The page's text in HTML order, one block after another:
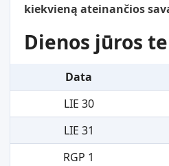
kiekvieną ateinančios
Dienos jūros
Data
LIE 30
LIE 31
RGP 1